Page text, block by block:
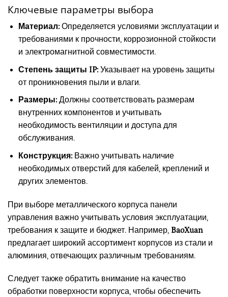
Ключевые параметры выбора
Материал:Определяется условиями эксплуатации и
требованиями к прочности, коррозионной стойкости
и электромагнитной совместимости.
Степень защиты IP:Указывает на уровень защиты
от проникновения пыли и влаги.
Размеры:Должны соответствовать размерам
внутренних компонентов и учитывать
необходимость вентиляции и доступа для
обслуживания.
Конструкция:Важно учитывать наличие
необходимых отверстий для кабелей, креплений и
других элементов.
При выборе металлического корпуса панели
управления важно учитывать условия эксплуатации,
требования к защите и бюджет. Например, BaoXuan
предлагает широкий ассортимент корпусов из стали и
алюминия, отвечающих различным требованиям.
Следует также обратить внимание на качество
обработки поверхности корпуса, чтобы обеспечить